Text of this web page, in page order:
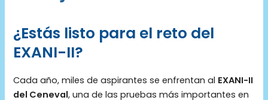
¿Estás listo para el reto del
EXANI-II?
Cada año, miles de aspirantes se enfrentan al EXANI-II
del Ceneval, una de las pruebas más importantes en